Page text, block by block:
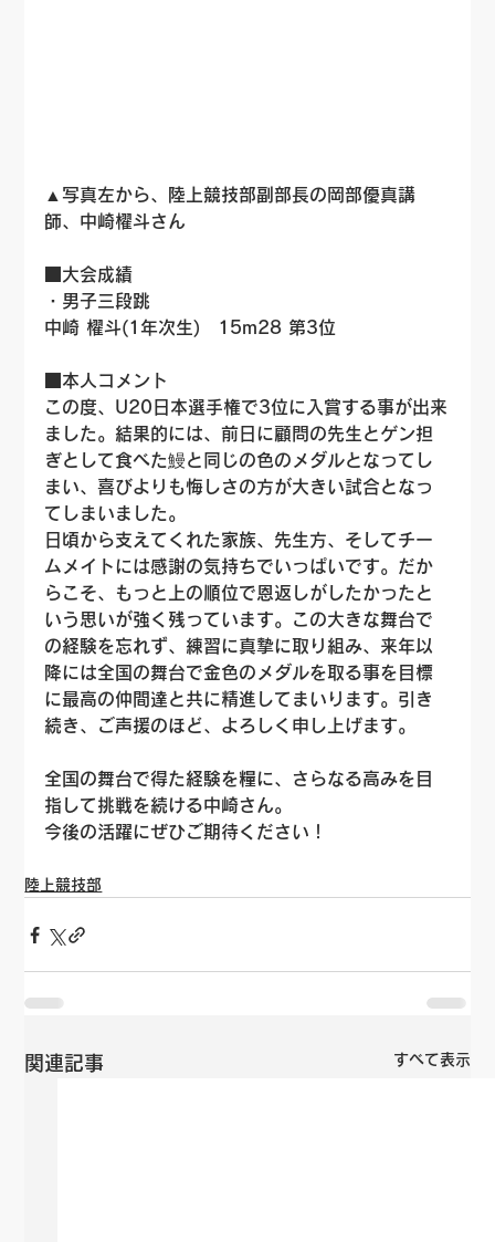
▲写真左から、陸上競技部副部長の岡部優真講
師、中崎櫂斗さん
■大会成績
・男子三段跳
中崎 櫂斗(1年次生)　15m28 第3位
■本人コメント
この度、U20日本選手権で3位に入賞する事が出来
ました。結果的には、前日に顧問の先生とゲン担
ぎとして食べた鰻と同じの色のメダルとなってし
まい、喜びよりも悔しさの方が大きい試合となっ
てしまいました。
日頃から支えてくれた家族、先生方、そしてチー
ムメイトには感謝の気持ちでいっぱいです。だか
らこそ、もっと上の順位で恩返しがしたかったと
いう思いが強く残っています。この大きな舞台で
の経験を忘れず、練習に真摯に取り組み、来年以
降には全国の舞台で金色のメダルを取る事を目標
に最高の仲間達と共に精進してまいります。引き
続き、ご声援のほど、よろしく申し上げます。
全国の舞台で得た経験を糧に、さらなる高みを目
指して挑戦を続ける中崎さん。
今後の活躍にぜひご期待ください！
陸上競技部
関連記事 すべて表示